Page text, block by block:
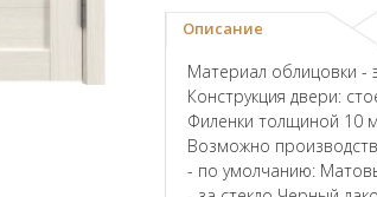
Описание
Материал облицовки
Конструкция двери:
Филенки толщиной 10
Возможно
- по умолчанию: